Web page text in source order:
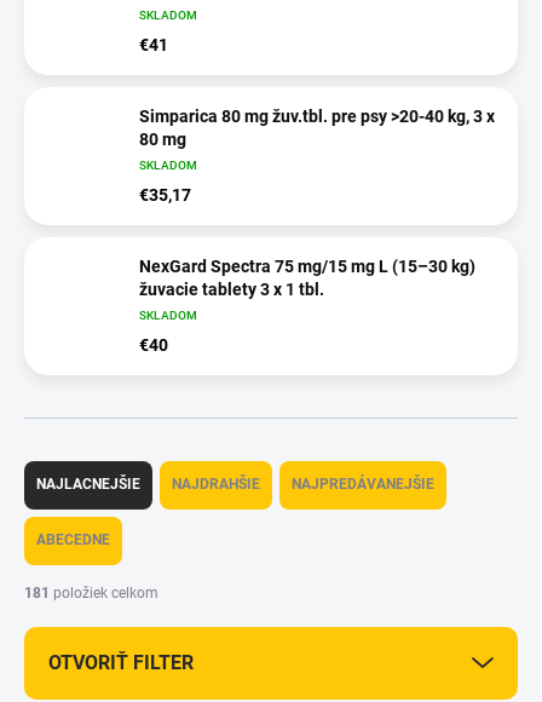
SKLADOM
€41
Simparica 80 mg žuv.tbl. pre psy >20-40 kg, 3 x
80 mg
SKLADOM
€35,17
NexGard Spectra 75 mg/15 mg L (15–30 kg)
žuvacie tablety 3 x 1 tbl.
SKLADOM
€40
R
d
e
n
i
p
o
NAJLACNEJŠIE NAJDRAHŠIE NAJPREDÁVANEJŠIE
ABECEDNE
181 položiek celkom
OTVORIŤ FILTER